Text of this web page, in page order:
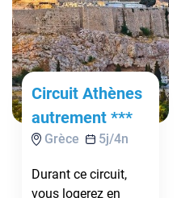
Circuit Athènes
autrement ***
Grèce 5j/4n
Durant ce circuit,
vous logerez en